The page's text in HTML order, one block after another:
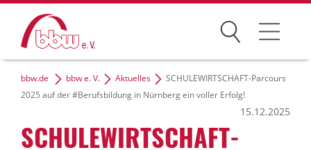
Suchen
Der bbw e. V.
bbw.de bbw e. V. Aktuelles
SCHULEWIRTSCHAFT-Parcours
2025 auf der #Berufsbildung in Nürnberg ein voller Erfolg!
SCHU­LE­WIRT­SCHAFT-
15.12.2025